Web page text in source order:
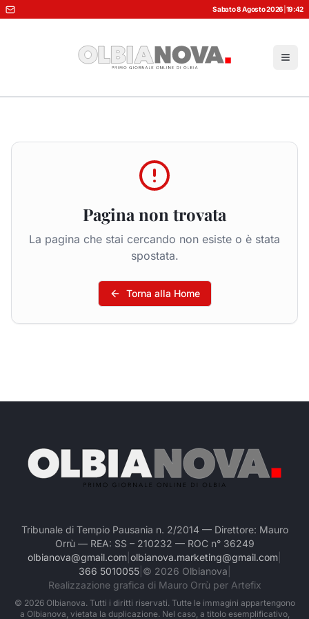
Sabato 8 Agosto 2026 19:42
Pagina non trovata
La pagina che stai cercando non esiste o è stata
spostata.
Torna alla Home
Tribunale di Tempio Pausania n. 2/2014 — Direttore: Mauro
Orrù — REA: SS – 210232 — ROC n° 36249
olbianova@gmail.com olbianova.marketing@gmail.com
366 5010055| © 2026 Olbianova
Realizzazione grafica di Mauro Orrù per Artefix
© 2026Olbianova. Tutti i diritti riservati. Tutte le immagini appartengono
a Olbianova, vietata la duplicazione. Nel caso, a titolo esemplificativo,